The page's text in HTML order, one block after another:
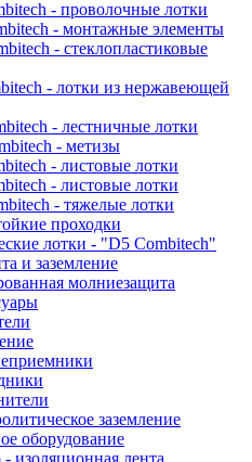
- проволочные лотки
- монтажные элементы
- стеклопластиковые
- лотки из нержавеющей
- лестничные лотки
- метизы
- листовые лотки
- листовые лотки
- тяжелые лотки
проходки
лотки - "D5 Combitech"
и заземление
молниезащита
заземление
оборудование
- изоляционная лента